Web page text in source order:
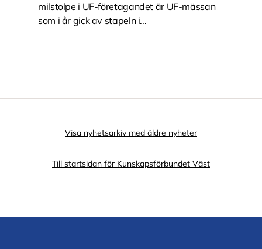
milstolpe i UF-företagandet är UF-mässan
som i år gick av stapeln i...
Visa nyhetsarkiv med äldre nyheter
Till startsidan för Kunskapsförbundet Väst